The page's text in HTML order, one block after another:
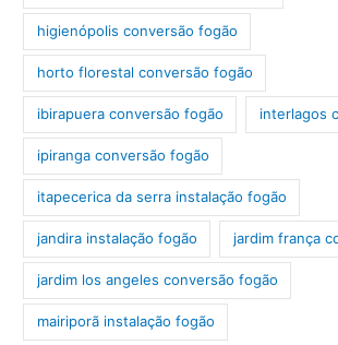
higienópolis conversão fogão
horto florestal conversão fogão
ibirapuera conversão fogão interlagos
ipiranga conversão fogão
itapecerica da serra instalação fogão
jandira instalação fogão jardim frança
jardim los angeles conversão fogão
mairiporã instalação fogão